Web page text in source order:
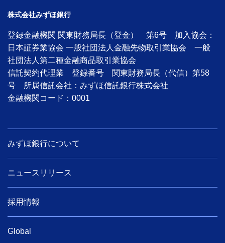
株式会社みずほ銀行
登録金融機関 関東財務局長（登金） 第6号 加入協会：
日本証券業協会 一般社団法人金融先物取引業協会 一般
社団法人第二種金融商品取引業協会
信託契約代理業 登録番号 関東財務局長（代信）第58
号 所属信託会社：みずほ信託銀行株式会社
金融機関コード：0001
みずほ銀行について
ニュースリリース
採用情報
Global